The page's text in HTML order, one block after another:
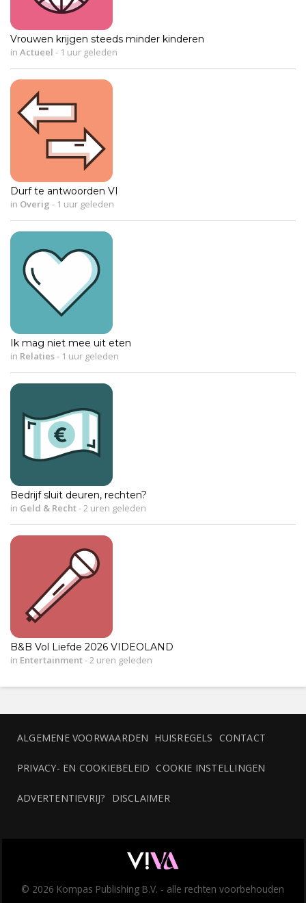
Vrouwen krijgen steeds minder kinderen
in Actueel - 1 uur geleden
Durf te antwoorden VI
in Overig - 1 uur geleden
Ik mag niet mee uit eten
in Relaties- 1 uur geleden
Bedrijf sluit deuren, rechten?
in Geld & Recht- 2 uren geleden
B&B Vol Liefde 2026 VIDEOLAND
in Entertainment- 2 uren geleden
ALGEMENE VOORWAARDEN HUISREGELS CONTACT
PRIVACY- EN COOKIEBELEID COOKIE INSTELLINGEN
ADVERTENTIEVRIJ? DISCLAIMER
© 2026 Kompas Publishing B.V. - alle rechten voorbehouden